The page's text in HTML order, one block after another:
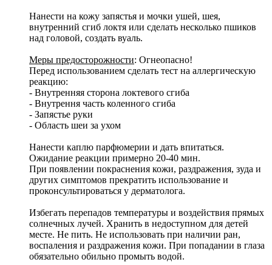
Нанести на кожу запястья и мочки ушей, шея,
внутренний сгиб локтя или сделать несколько пшиков
над головой, создать вуаль.
Меры предосторожности: Огнеопасно!
Перед использованием сделать тест на аллергическую
реакцию:
- Внутренняя сторона локтевого сгиба
- Внутрення часть коленного сгиба
- Запястье руки
- Область шеи за ухом
Нанести каплю парфюмерии и дать впитаться.
Ожидание реакции примерно 20-40 мин.
При появлении покраснения кожи, раздражения, зуда и
других симптомов прекратить использование и
проконсультироваться у дерматолога.
Избегать перепадов температуры и воздействия прямых
солнечных лучей. Хранить в недоступном для детей
месте. Не пить. Не использовать при наличии ран,
воспаления и раздражения кожи. При попадании в глаза
обязательно обильно промыть водой.